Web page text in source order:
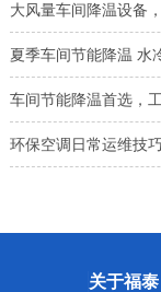
大风量车间降温设备
夏季车间节能降温
车间节能降温首选，
环保空调日常运维技
关于福泰